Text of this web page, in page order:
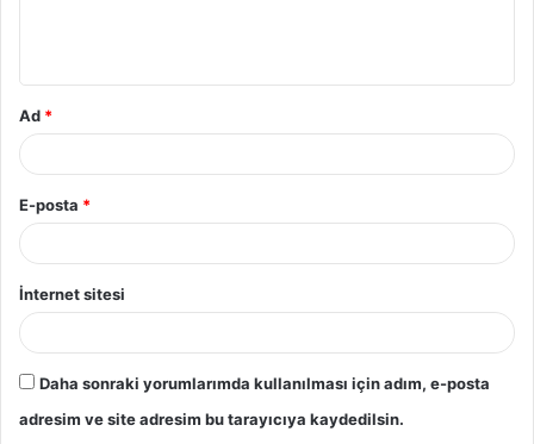
Ad *
E-posta *
İnternet sitesi
Daha sonraki yorumlarımda kullanılması için adım, e-posta
adresim ve site adresim bu tarayıcıya kaydedilsin.